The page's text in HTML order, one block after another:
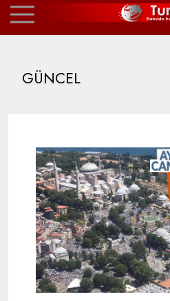
GÜNCEL